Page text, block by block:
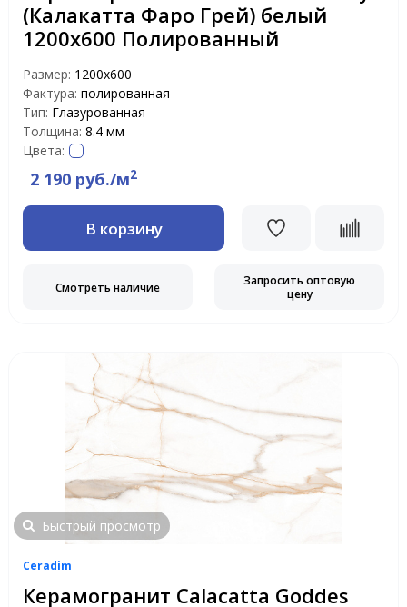
(Калакатта Фаро Грей) белый
1200х600 Полированный
Размер: 1200x600
Фактура: полированная
Тип: Глазурованная
Толщина: 8.4 мм
Цвета:
2 190 руб./м2
В корзину
Смотреть наличие
Запросить оптовую
цену
Быстрый просмотр
Ceradim
Керамогранит Calacatta Goddes